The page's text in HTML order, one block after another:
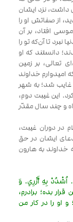
نزد ايشان
از صفاتش او را
افتاد، بر آن
تا آن‌كه تو را
دانستند كه او
تعالى، بر زمين
اميدوارم خداوند
غايب شد؛ به شهر
اين غيبت دوم،
و چند سال مقدّر
در دوران غيبت،
ايشان در حق
خداوند به هارون
اُشْدُدْ بِهِ أَزْرِي. وَ
بده؛ برادرم،
او را در كار من